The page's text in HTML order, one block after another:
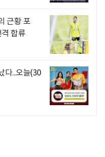
근황 포
합류
다..오늘(30